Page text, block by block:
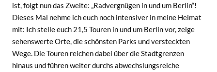
ist, folgt nun das Zweite: „Radvergnügen in und um Berlin“!
Dieses Mal nehme ich euch noch intensiver in meine Heimat
mit: Ich stelle euch 21,5 Touren in und um Berlin vor, zeige
sehenswerte Orte, die schönsten Parks und versteckten
Wege. Die Touren reichen dabei über die Stadtgrenzen
hinaus und führen weiter durchs abwechslungsreiche